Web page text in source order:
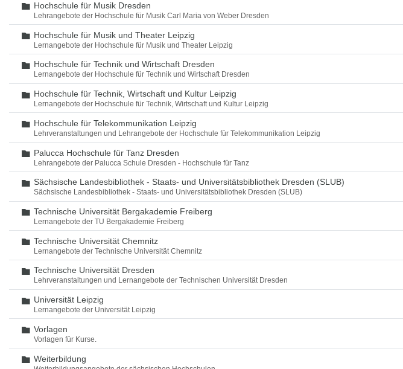
Ordner
Hochschule für Musik Dresden
Lehrangebote der Hochschule für Musik Carl Maria von Weber Dresden
Ordner
Hochschule für Musik und Theater Leipzig
Lernangebote der Hochschule für Musik und Theater Leipzig
Ordner
Hochschule für Technik und Wirtschaft Dresden
Lernangebote der Hochschule für Technik und Wirtschaft Dresden
Ordner
Hochschule für Technik, Wirtschaft und Kultur Leipzig
Lernangebote der Hochschule für Technik, Wirtschaft und Kultur Leipzig
Ordner
Hochschule für Telekommunikation Leipzig
Lehrveranstaltungen und Lehrangebote der Hochschule für Telekommunikation Leipzig
Ordner
Palucca Hochschule für Tanz Dresden
Lehrangebote der Palucca Schule Dresden - Hochschule für Tanz
Ordner
Sächsische Landesbibliothek - Staats- und Universitätsbibliothek Dresden (SLUB)
Sächsische Landesbibliothek - Staats- und Universitätsbibliothek Dresden (SLUB)
Ordner
Technische Universität Bergakademie Freiberg
Lernangebote der TU Bergakademie Freiberg
Ordner
Technische Universität Chemnitz
Lernangebote der Technische Universität Chemnitz
Ordner
Technische Universität Dresden
Lehrveranstaltungen und Lernangebote der Technischen Universität Dresden
Ordner
Universität Leipzig
Lernangebote der Universität Leipzig
Ordner
Vorlagen
Vorlagen für Kurse.
Ordner
Weiterbildung